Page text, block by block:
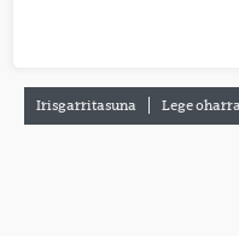
Irisgarritasuna Lege